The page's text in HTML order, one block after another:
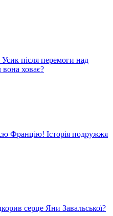
після перемоги над
ховає?
Францію! Історія подружжя
серце Яни Завальської?